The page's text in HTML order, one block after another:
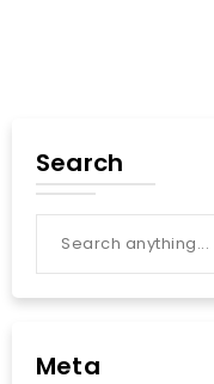
Search
Meta